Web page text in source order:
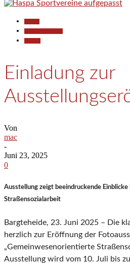
Einladung zur
Von
mac
-
Juni 23, 2025
0
Ausstellung zeigt beeindruckende
Straßensozialarbeit
Bargteheide, 23. Juni 2025 – Die
herzlich zur Eröffnung der
„Gemeinwesenorientierte
Ausstellung wird vom 10. Juli bis